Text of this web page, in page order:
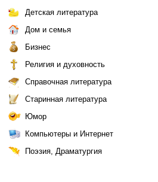
Детская литература
Дом и семья
Бизнес
Религия и духовность
Справочная литература
Старинная литература
Юмор
Компьютеры и Интернет
Поэзия, Драматургия